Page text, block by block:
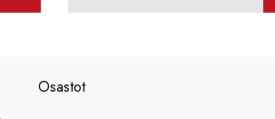
Osastot